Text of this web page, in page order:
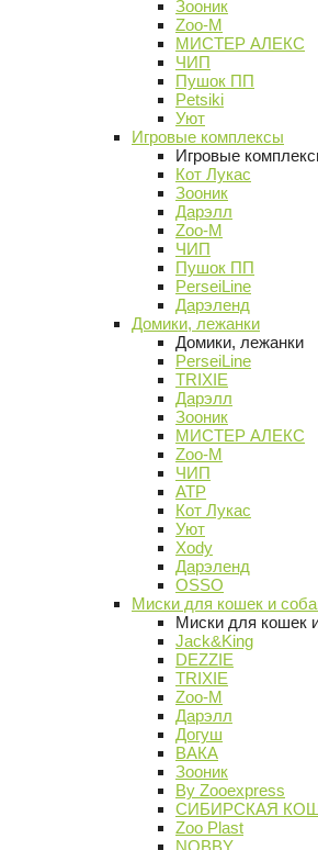
Зооник
Zoo-M
МИСТЕР АЛЕКС
ЧИП
Пушок ПП
Petsiki
Уют
Игровые комплексы
Игровые
Кот Лукас
Зооник
Дарэлл
Zoo-M
ЧИП
Пушок ПП
PerseiLine
Дарэленд
Домики, лежанки
Домики, лежанки
PerseiLine
TRIXIE
Дарэлл
Зооник
МИСТЕР АЛЕКС
Zoo-M
ЧИП
АТР
Кот Лукас
Уют
Xody
Дарэленд
OSSO
Миски для кошек и
Миски для кошек
Jack&King
DEZZIE
TRIXIE
Zoo-M
Дарэлл
Догуш
ВАКА
Зооник
By Zooexpress
СИБИРСКАЯ
Zoo Plast
NOBBY